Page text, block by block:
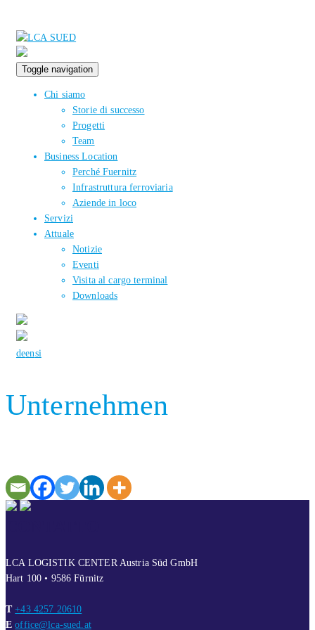
Toggle navigation
Chi siamo
Storie di successo
Progetti
Team
Business Location
Perché Fuernitz
Infrastruttura ferroviaria
Aziende in loco
Servizi
Attuale
Notizie
Eventi
Visita al cargo terminal
Downloads
deensi
Unternehmen
LCA LOGISTIK CENTER Austria Süd GmbH
Hart 100 • 9586 Fürnitz
T +43 4257 20610
E office@lca-sued.at